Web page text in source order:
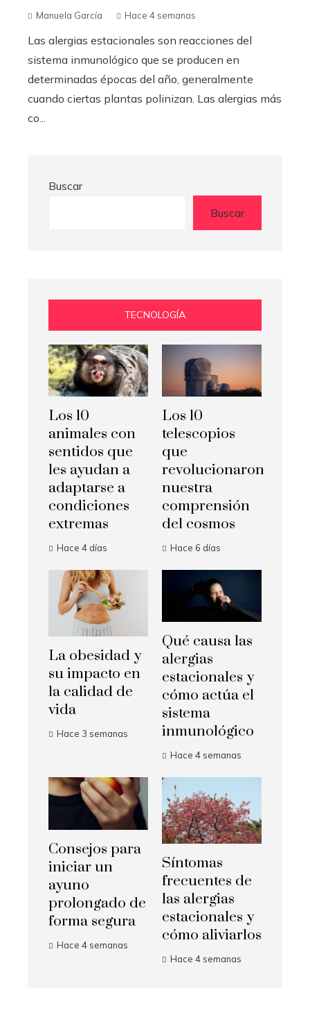
Manuela García Hace 4 semanas
Las alergias estacionales son reacciones del
sistema inmunológico que se producen en
determinadas épocas del año, generalmente
cuando ciertas plantas polinizan. Las alergias más
co...
Buscar
Buscar
TECNOLOGÍA
Los 10
animales con
sentidos que
les ayudan a
adaptarse a
condiciones
extremas
Hace 4 días
Los 10
telescopios
que
revolucionaron
nuestra
comprensión
del cosmos
Hace 6 días
La obesidad y
su impacto en
la calidad de
vida
Hace 3 semanas
Qué causa las
alergias
estacionales y
cómo actúa el
sistema
inmunológico
Hace 4 semanas
Consejos para
iniciar un
ayuno
prolongado de
forma segura
Hace 4 semanas
Síntomas
frecuentes de
las alergias
estacionales y
cómo aliviarlos
Hace 4 semanas